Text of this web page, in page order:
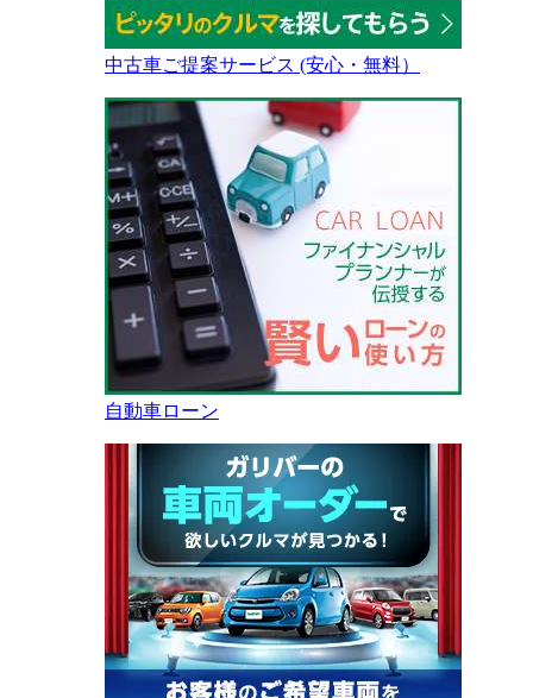
中古車ご提案サービス (安心・無料）
自動車ローン